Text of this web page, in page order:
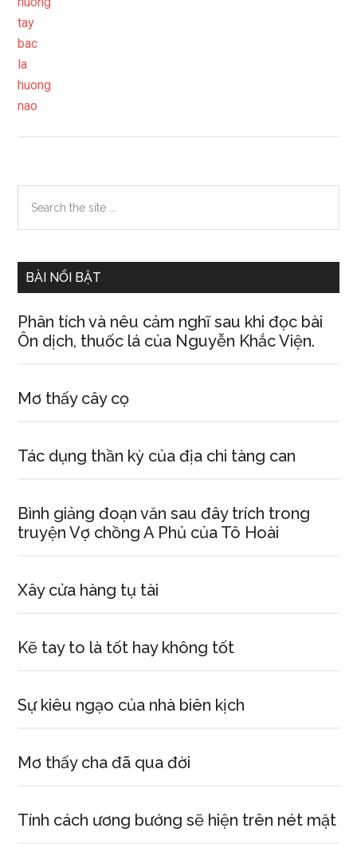
Primary
Sidebar
the
BÀI NỔI BẬT
Phân tích và nêu cảm nghĩ sau khi đọc bài
Ôn dịch, thuốc lá của Nguyễn Khắc Viện.
Mơ thấy cây cọ
Tác dụng thần kỳ của địa chi tàng can
Bình giảng đoạn văn sau đây trích trong
truyện Vợ chồng A Phủ của Tô Hoài
Xây cửa hàng tụ tài
Kẽ tay to là tốt hay không tốt
Sự kiêu ngạo của nhà biên kịch
Mơ thấy cha đã qua đời
Tính cách ương bướng sẽ hiện trên nét mặt